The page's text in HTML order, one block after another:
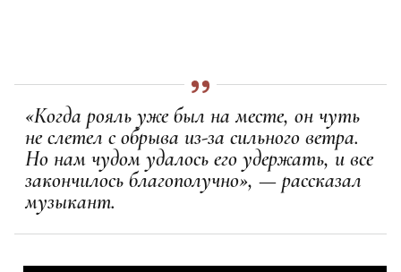
«Когда рояль уже был на месте, он чуть
не слетел с обрыва из-за сильного ветра.
Но нам чудом удалось его удержать, и все
закончилось благополучно», — рассказал
музыкант.